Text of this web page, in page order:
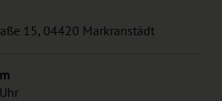
15, 04420 Markranstädt